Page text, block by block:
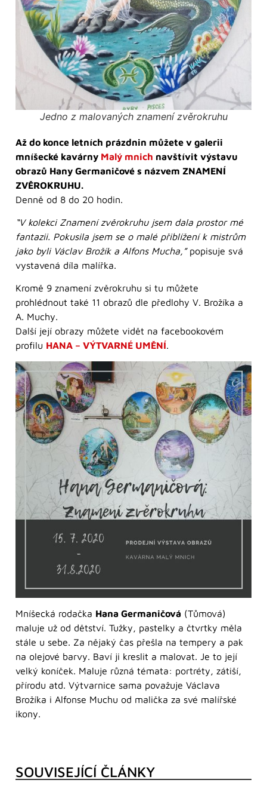
Jedno z malovaných znamení zvěrokruhu
Až do konce letních prázdnin můžete v galerii
mníšecké kavárny Malý mnich navštívit výstavu
obrazů Hany Germaničové s názvem ZNAMENÍ
ZVĚROKRUHU.
Denně od 8 do 20 hodin.
“V kolekci Znamení zvěrokruhu jsem dala prostor mé
fantazii. Pokusila jsem se o malé přiblížení k mistrům
jako byli Václav Brožík a Alfons Mucha,”popisuje svá
vystavená díla malířka.
Kromě 9 znamení zvěrokruhu si tu můžete
prohlédnout také 11 obrazů dle předlohy V. Brožíka a
A. Muchy.
Další její obrazy můžete vidět na facebookovém
profilu HANA – VÝTVARNÉ UMĚNÍ.
Mníšecká rodačka Hana Germaničová (Tůmová)
maluje už od dětství. Tužky, pastelky a čtvrtky měla
stále u sebe. Za nějaký čas přešla na tempery a pak
na olejové barvy. Baví ji kreslit a malovat. Je to její
velký koníček. Maluje různá témata: portréty, zátiší,
přírodu atd. Výtvarnice sama považuje Václava
Brožíka i Alfonse Muchu od malička za své malířské
ikony.
SOUVISEJÍCÍ ČLÁNKY